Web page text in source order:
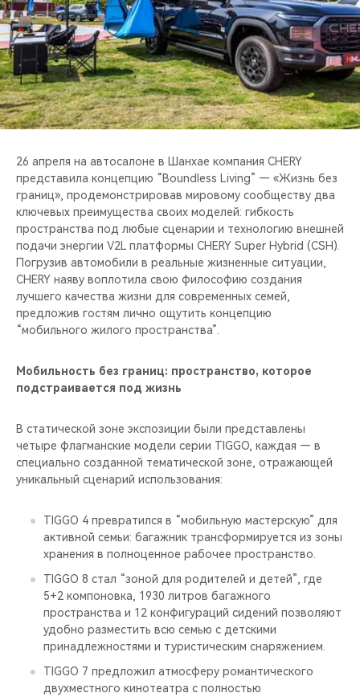
CHERY И СПОРТ
НАШИ МЕРОПРИЯТИЯ
ВИДЕООБЗОРЫ
CHERY ДЛЯ ДЕТЕЙ
26 апреля на автосалоне в Шанхае компания CHERY
представила концепцию “Boundless Living” — «Жизнь без
границ», продемонстрировав мировому сообществу два
ключевых преимущества своих моделей: гибкость
пространства под любые сценарии и технологию внешней
подачи энергии V2L платформы CHERY Super Hybrid (CSH).
Погрузив автомобили в реальные жизненные ситуации,
CHERY наяву воплотила свою философию создания
лучшего качества жизни для современных семей,
предложив гостям лично ощутить концепцию
“мобильного жилого пространства”.
Мобильность без границ: пространство, которое
подстраивается под жизнь
В статической зоне экспозиции были представлены
четыре флагманские модели серии TIGGO, каждая — в
специально созданной тематической зоне, отражающей
уникальный сценарий использования:
TIGGO 4 превратился в “мобильную мастерскую” для
активной семьи: багажник трансформируется из зоны
хранения в полноценное рабочее пространство.
TIGGO 8 стал “зоной для родителей и детей”, где
5+2 компоновка, 1930 литров багажного
пространства и 12 конфигураций сидений позволяют
удобно разместить всю семью с детскими
принадлежностями и туристическим снаряжением.
TIGGO 7 предложил атмосферу романтического
двухместного кинотеатра с полностью